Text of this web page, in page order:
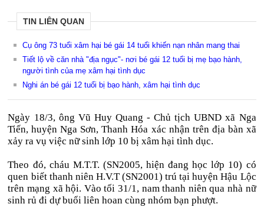
TIN LIÊN QUAN
Cụ ông 73 tuổi xâm hại bé gái 14 tuổi khiến nạn nhân mang thai
Tiết lộ về căn nhà "địa ngục"- nơi bé gái 12 tuổi bị mẹ bạo hành,
người tình của mẹ xâm hại tình dục
Nghi án bé gái 12 tuổi bị bạo hành, xâm hại tình dục
Ngày 18/3, ông Vũ Huy Quang - Chủ tịch UBND xã Nga
Tiến, huyện Nga Sơn, Thanh Hóa xác nhận trên địa bàn xã
xảy ra vụ việc nữ sinh lớp 10 bị xâm hại tình dục.
Theo đó, cháu M.T.T. (SN2005, hiện đang học lớp 10) có
quen biết thanh niên H.V.T (SN2001) trú tại huyện Hậu Lộc
trên mạng xã hội. Vào tối 31/1, nam thanh niên qua nhà nữ
sinh rủ đi dự buổi liên hoan cùng nhóm bạn phượt.